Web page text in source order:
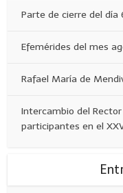
Parte de cierre del día
Efemérides del mes
Rafael María de
Intercambio del
participantes en el